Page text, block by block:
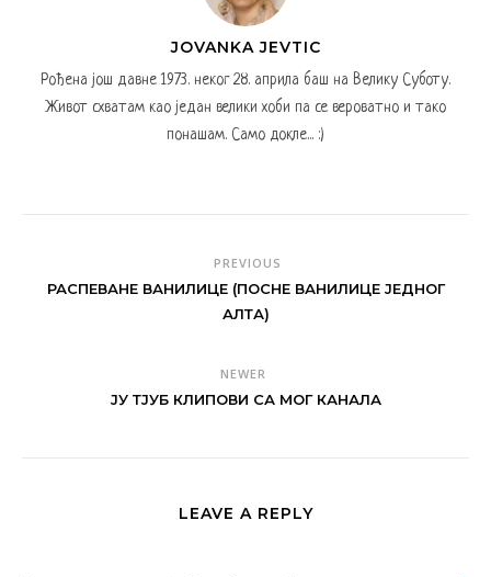
JOVANKA JEVTIC
Рођена још давне 1973. неког 28. априла баш на Велику Суботу.
Живот схватам као један велики хоби па се вероватно и тако
понашам. Само докле... :)
PREVIOUS
РАСПЕВАНЕ ВАНИЛИЦЕ (ПОСНЕ ВАНИЛИЦЕ ЈЕДНОГ
АЛТА)
NEWER
ЈУ ТЈУБ КЛИПОВИ СА МОГ КАНАЛА
LEAVE A REPLY